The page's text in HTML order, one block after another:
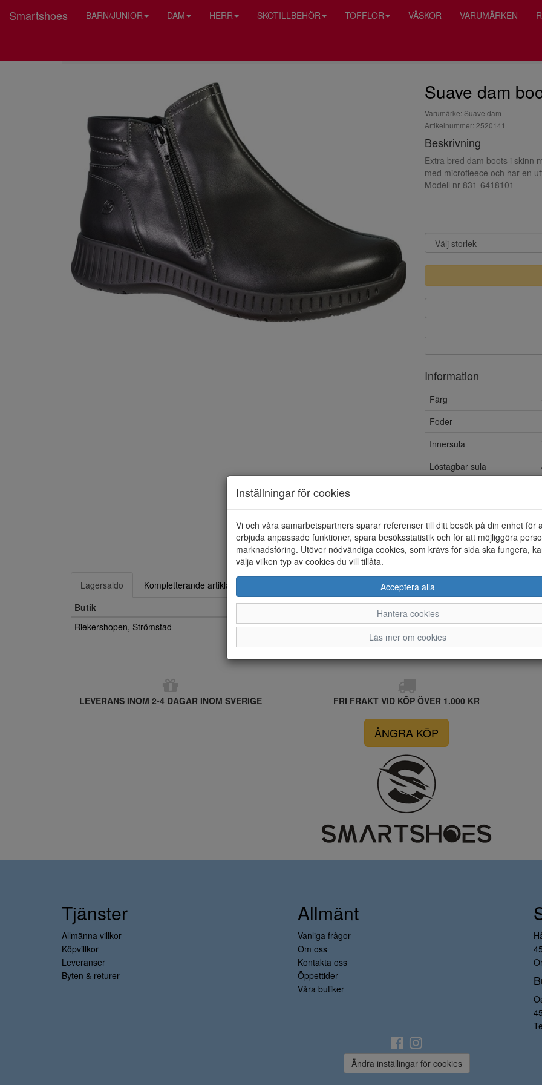
Smartshoes BARN/JUNIOR DAM HERR SKOTILLBEHÖR TOFFLOR VÄSKOR VARUMÄRKEN
Suave dam
Varumärke: Suave dam
Artikelnummer: 2520141
Beskrivning
Extra bred dam boots i skinn
med microfleece och har en
Modell nr 831-6418101
Information
Färg
Foder
Innersula
Löstagbar sula
Vattentät
Material
Lagersaldo
Kompletterande artiklar
Butik
37
Riekershopen, Strömstad
LEVERANS INOM 2-4 DAGAR INOM SVERIGE FRI FRAKT VID KÖP ÖVER 1.000 KR
ÅNGRA KÖP
Inställningar för cookies
Vi och våra samarbetspartners sparar referenser till ditt besök på din enhet för
erbjuda anpassade funktioner, spara besöksstatistik och för att möjliggöra
marknadsföring. Utöver nödvändiga cookies, som krävs för sida ska fungera,
välja vilken typ av cookies du vill tillåta.
Acceptera alla
Hantera cookies
Läs mer om cookies
Tjänster
Allmänna villkor
Köpvillkor
Leveranser
Byten & returer
Allmänt
Vanliga frågor
Om oss
Kontakta oss
Öppettider
Våra butiker
Ändra inställingar för cookies